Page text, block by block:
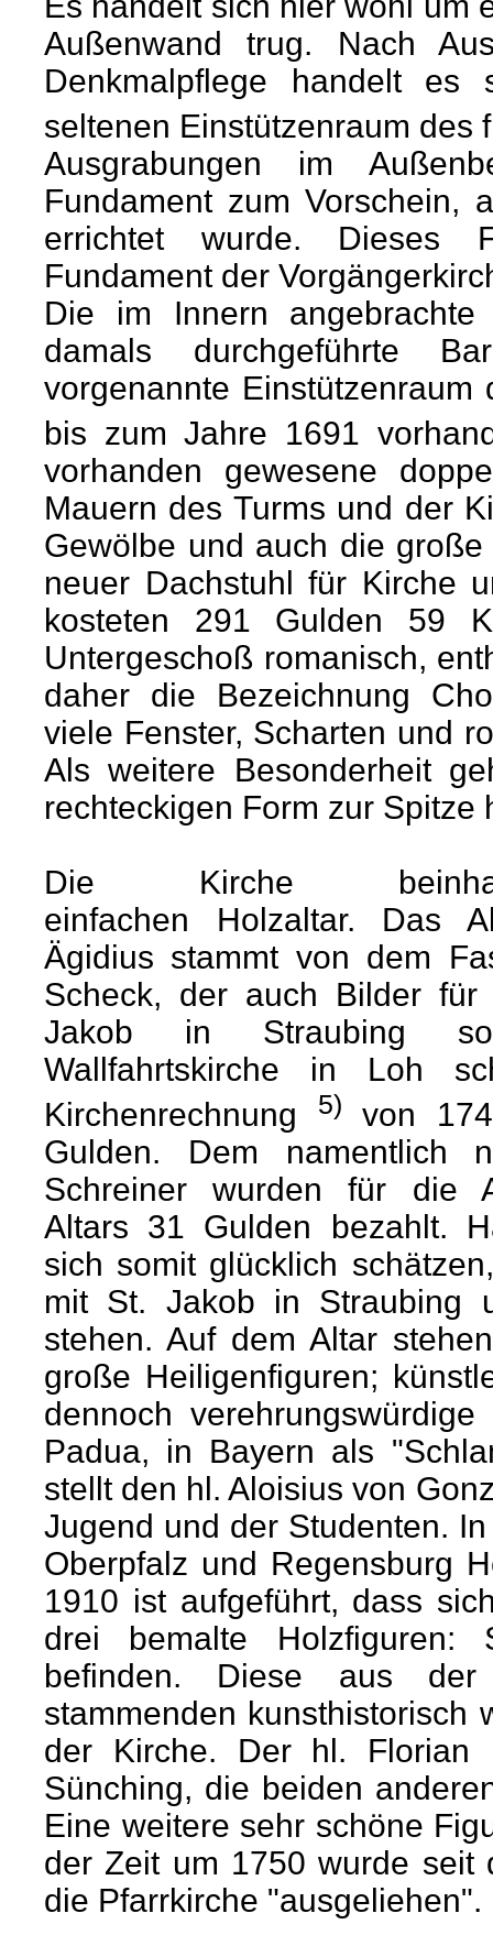
Außenwand trug. Nach
Denkmalpflege handelt
seltenen Einstützenraum des
Ausgrabungen im
Fundament zum Vorschein,
errichtet wurde. Dieses
Fundament der
Die im Innern
damals durchgeführte
vorgenannte
bis zum Jahre 1691
vorhanden gewesene
Mauern des Turms und der
Gewölbe und auch die
neuer Dachstuhl für Kirche
kosteten 291 Gulden 59
Untergeschoß romanisch,
daher die Bezeichnung
viele Fenster, Scharten und
Als weitere Besonderheit
rechteckigen Form zur Spitze
Die Kirche
einfachen Holzaltar. Das
Ägidius stammt von dem
Scheck, der auch Bilder
Jakob in Straubing
Wallfahrtskirche in Loh
Kirchenrechnung
5)
von
Gulden. Dem namentlich
Schreiner wurden für die
Altars 31 Gulden bezahlt.
sich somit glücklich
mit St. Jakob in Straubing
stehen. Auf dem Altar
große Heiligenfiguren;
dennoch
Padua, in Bayern als
stellt den hl. Aloisius von
Jugend und der Studenten.
Oberpfalz und Regensburg
1910 ist aufgeführt, dass
drei bemalte
befinden. Diese aus
stammenden kunsthistorisch
der Kirche. Der hl. Florian
Sünching, die beiden
Eine weitere sehr schöne
der Zeit um 1750 wurde seit
die Pfarrkirche "ausgeliehen".